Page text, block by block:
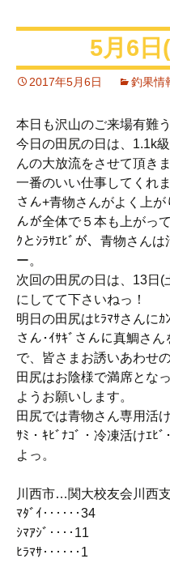
5月6日
2017年5月6日 釣果情
本日も沢山のご来場有難
今日の田尻の日は、1.1k
んの大放流をさせて頂き
一番のいい仕事してくれ
さん+青物さんがよく上
んが全体で５本も上がっ
ｸとｼﾗｻｴﾋﾞが、青物さん
ー。
次回の田尻の日は、13日(
にしてて下さいねっ！
明日の田尻はﾋﾗﾏｻさんにｶ
さん･ｲｻｷﾞさんに真鯛さ
で、皆さまお誘いあわせ
田尻はお陰様で満席とな
ようお願いします。
田尻では青物さん専用活
ｻﾐ・ｷﾋﾞﾅｺﾞ・冷凍活けｴﾋ
よっ。
川西市…関大校友会川西
ﾏﾀﾞｲ‥‥‥34
ｼﾏｱｼﾞ‥‥11
ﾋﾗﾏｻ‥‥‥1